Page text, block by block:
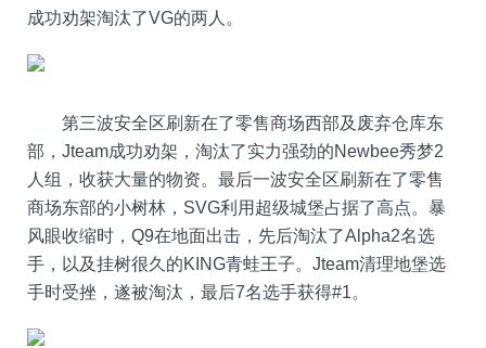
成功劝架淘汰了VG的两人。
第三波安全区刷新在了零售商场西部及废弃仓库东
部，Jteam成功劝架，淘汰了实力强劲的Newbee秀梦2
人组，收获大量的物资。最后一波安全区刷新在了零售
商场东部的小树林，SVG利用超级城堡占据了高点。暴
风眼收缩时，Q9在地面出击，先后淘汰了Alpha2名选
手，以及挂树很久的KING青蛙王子。Jteam清理地堡选
手时受挫，遂被淘汰，最后7名选手获得#1。